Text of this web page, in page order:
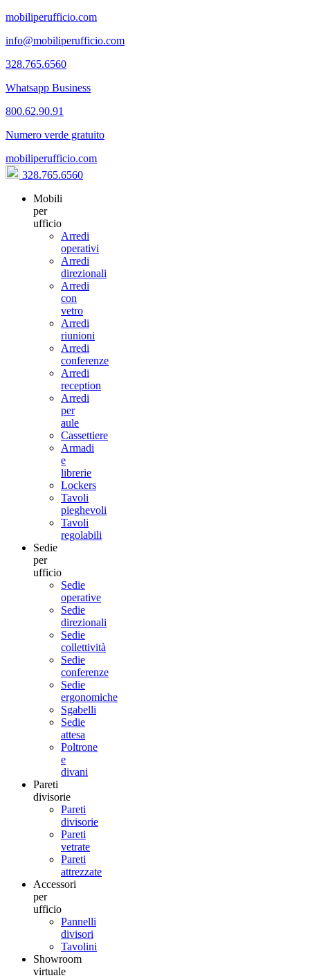
mobiliperufficio.com
info@mobiliperufficio.com
328.765.6560
Whatsapp Business
800.62.90.91
Numero verde gratuito
mobiliperufficio.com
328.765.6560
Mobili
per
ufficio
Arredi
operativi
Arredi
direzionali
Arredi
con
vetro
Arredi
riunioni
Arredi
conferenze
Arredi
reception
Arredi
per
aule
Cassettiere
Armadi
e
librerie
Lockers
Tavoli
pieghevoli
Tavoli
regolabili
Sedie
per
ufficio
Sedie
operative
Sedie
direzionali
Sedie
collettività
Sedie
conferenze
Sedie
ergonomiche
Sgabelli
Sedie
attesa
Poltrone
e
divani
Pareti
divisorie
Pareti
divisorie
Pareti
vetrate
Pareti
attrezzate
Accessori
per
ufficio
Pannelli
divisori
Tavolini
Showroom
virtuale